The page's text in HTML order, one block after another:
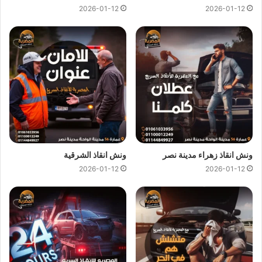
وبأسعار معقولة كل ما عليك الاتصال بنا وسوف نستجيب علي الفور
ونرسل لك على الفوراقرب ونش انقاذ
متوفر في العبور بالقرب من
مكان تعطل سيارتك لاننا نجعلها سهلة باتصالك بنا علي
01144849927او01017439322او 01094833093نحن
نستعين بفريق من السائقين الخبرة لرفع و انقاذ سيارتك لاننا لا نعتمد
فقط علىونش الانقاذولكننا نمتلك ايضا رافعات لانقاذ السيارات
المعطلة بنظام رفع هيدروليكي متكامل للتعامل مع حالات السيارات
الثقيلة وسيارات النقل و سيارات النصف نقل العالقة.
ونش نقل سيارات العبور
ونش انقاذ العبور
يوفر خدمة المساعدة على الطريق بسرعة فائفة و
بسعر معقول و خدمةانقاذ السيارات
في العبور وذلك من خلال فريق
من السائقين الوناشين الخبرة لتزويدك بافضل خدمةانقاذ سيارات
على الطريق و تقديم جميع خدمات
الانقاذ السريع.
2026-01-12
2026-01-12
ونش انقاذ زهراء مدينة نصر
2026-01-12
ونش انقاذ الشرقية
2026-01-12